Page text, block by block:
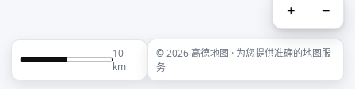
+ −
10
km
© 2026 高德地图 · 为您提供准确的地图服
务